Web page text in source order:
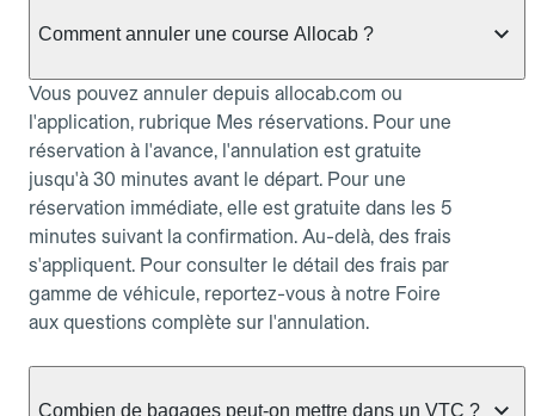
Comment annuler une course Allocab ?
Vous pouvez annuler depuis allocab.com ou
l'application, rubrique Mes réservations. Pour une
réservation à l'avance, l'annulation est gratuite
jusqu'à 30 minutes avant le départ. Pour une
réservation immédiate, elle est gratuite dans les 5
minutes suivant la confirmation. Au-delà, des frais
s'appliquent. Pour consulter le détail des frais par
gamme de véhicule, reportez-vous à notre Foire
aux questions complète sur l'annulation.
Combien de bagages peut-on mettre dans un VTC ?